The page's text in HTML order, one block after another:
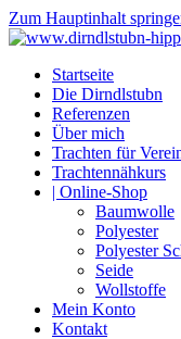
Zum Hauptinhalt
Startseite
Die Dirndlstubn
Referenzen
Über mich
Trachten für
Trachtennähkurs
| Online-Shop
Baumwolle
Polyester
Polyester
Seide
Wollstoffe
Mein Konto
Kontakt